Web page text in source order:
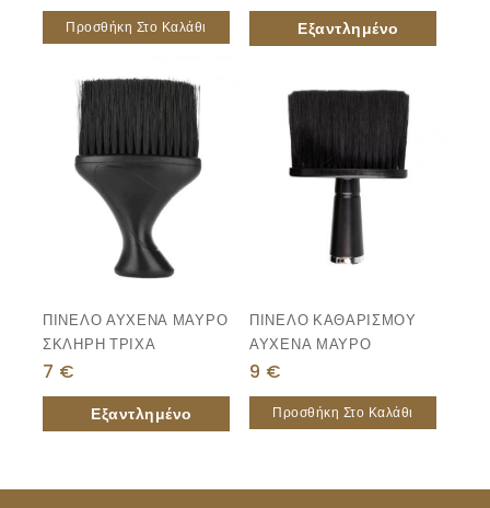
Προσθήκη Στο Καλάθι
ΠΙΝΕΛΟ ΑΥΧΕΝΑ ΜΑΥΡΟ
ΣΚΛΗΡΗ ΤΡΙΧΑ
7 €
ΠΙΝΕΛΟ ΚΑΘΑΡΙΣΜΟΥ
ΑΥΧΕΝΑ ΜΑΥΡΟ
9 €
Προσθήκη Στο Καλάθι